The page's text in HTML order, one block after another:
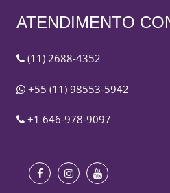
ATENDIMENTO
(11) 2688-4352
+55 (11) 98553-5942
+1 646-978-9097